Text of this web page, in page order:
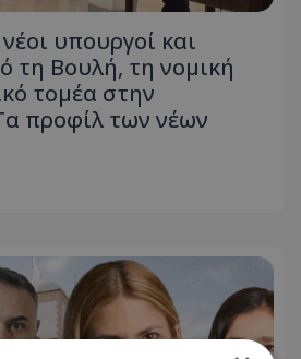
νέοι υπουργοί και
τη Βουλή, τη νομική
τομέα στην
προφίλ των νέων